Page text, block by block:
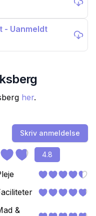
- Uanmeldt
her.
Skriv anmeldelse
4.8
&